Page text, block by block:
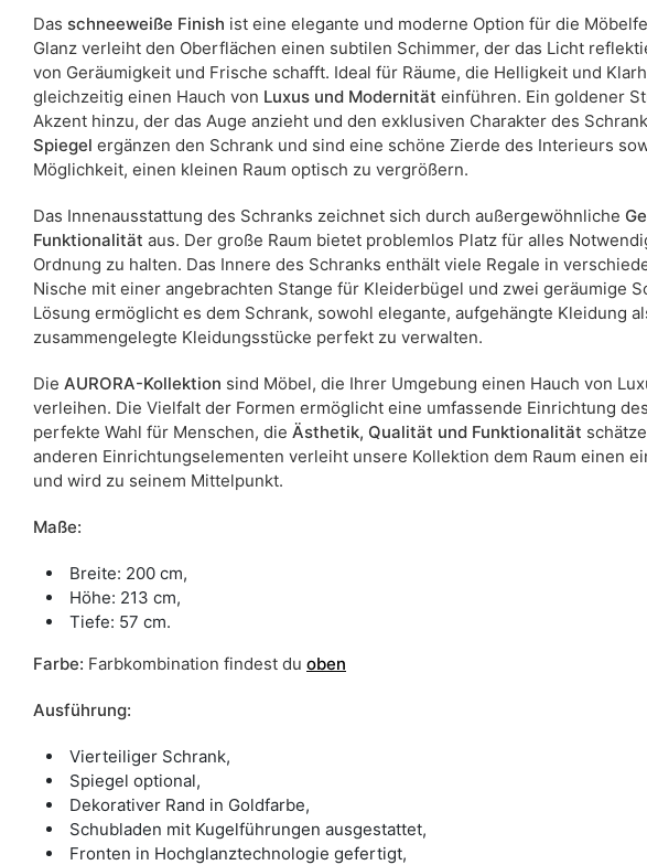
Das schneeweiße Finish ist eine elegante und moderne Option für die
Glanz verleiht den Oberflächen einen subtilen Schimmer, der das Licht
von Geräumigkeit und Frische schafft. Ideal für Räume, die Helligkeit und
gleichzeitig einen Hauch von Luxus und Modernität einführen. Ein goldener
Akzent hinzu, der das Auge anzieht und den exklusiven Charakter des
Spiegel ergänzen den Schrank und sind eine schöne Zierde des Interieurs
Möglichkeit, einen kleinen Raum optisch zu vergrößern.
Das Innenausstattung des Schranks zeichnet sich durch außergewöhnliche
Funktionalität aus. Der große Raum bietet problemlos Platz für alles
Ordnung zu halten. Das Innere des Schranks enthält viele Regale in
Nische mit einer angebrachten Stange für Kleiderbügel und zwei geräumige
Lösung ermöglicht es dem Schrank, sowohl elegante, aufgehängte Kleidung
zusammengelegte Kleidungsstücke perfekt zu verwalten.
Die AURORA-Kollektion sind Möbel, die Ihrer Umgebung einen Hauch von
verleihen. Die Vielfalt der Formen ermöglicht eine umfassende Einrichtung
perfekte Wahl für Menschen, die Ästhetik, Qualität und Funktionalität
anderen Einrichtungselementen verleiht unsere Kollektion dem Raum einen
und wird zu seinem Mittelpunkt.
Maße:
Breite: 200 cm,
Höhe: 213 cm,
Tiefe: 57 cm.
Farbe: Farbkombination findest du oben
Ausführung:
Vierteiliger Schrank,
Spiegel optional,
Dekorativer Rand in Goldfarbe,
Schubladen mit Kugelführungen ausgestattet,
Fronten in Hochglanztechnologie gefertigt,